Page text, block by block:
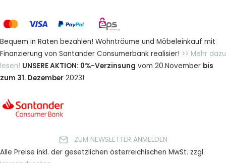
Bequem in Raten bezahlen! Wohnträume und Möbeleinkauf mit
Finanzierung von Santander Consumerbank realisier! >> Mehr dazu
lesen! UNSERE AKTION: 0%-Verzinsung vom 20.November bis
zum 31. Dezember 2023!
ZUM NEWSLETTER ANMELDEN
Alle Preise inkl. der gesetzlichen österreichischen MwSt. zzgl.